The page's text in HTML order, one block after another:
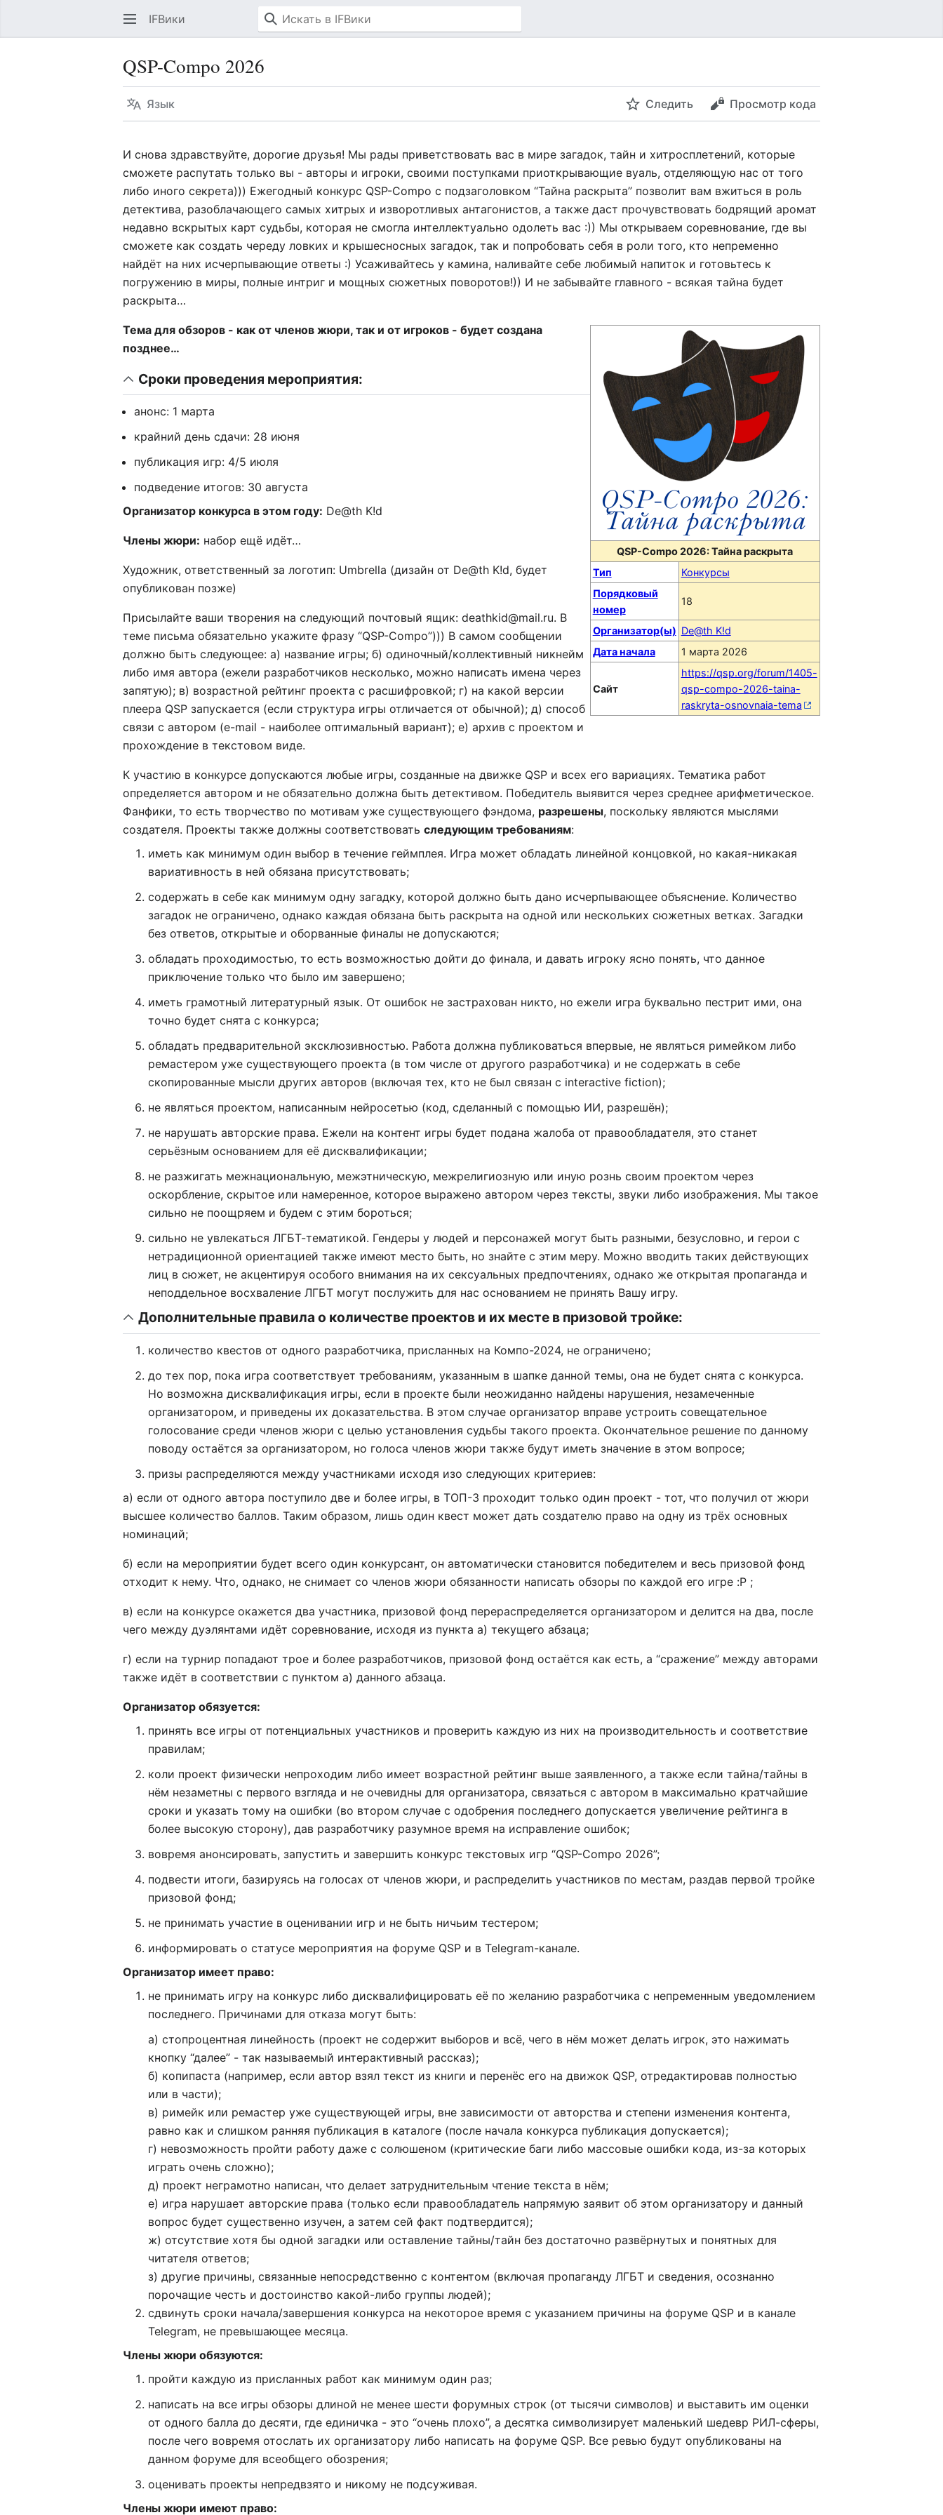
IFВики
QSP-Compo 2026
Язык Следить Просмотр кода
И снова здравствуйте, дорогие друзья! Мы рады приветствовать вас в мире загадок, тайн и хитросплетений, которые
сможете распутать только вы - авторы и игроки, своими поступками приоткрывающие вуаль, отделяющую нас от того
либо иного секрета))) Ежегодный конкурс QSP-Compo с подзаголовком “Тайна раскрыта” позволит вам вжиться в роль
детектива, разоблачающего самых хитрых и изворотливых антагонистов, а также даст прочувствовать бодрящий аромат
недавно вскрытых карт судьбы, которая не смогла интеллектуально одолеть вас :)) Мы открываем соревнование, где вы
сможете как создать череду ловких и крышесносных загадок, так и попробовать себя в роли того, кто непременно
найдёт на них исчерпывающие ответы :) Усаживайтесь у камина, наливайте себе любимый напиток и готовьтесь к
погружению в миры, полные интриг и мощных сюжетных поворотов!)) И не забывайте главного - всякая тайна будет
раскрыта…
QSP-Compo 2026: Тайна раскрыта
Тип
Конкурсы
Порядковый
номер
18
Организатор(ы) De@th K!d
Дата начала
1 марта 2026
Сайт
https://qsp.org/forum/1405-
qsp-compo-2026-taina-
raskryta-osnovnaia-tema
Тема для обзоров - как от членов жюри, так и от игроков - будет создана
позднее…
Сроки проведения мероприятия:
анонс: 1 марта
крайний день сдачи: 28 июня
публикация игр: 4/5 июля
подведение итогов: 30 августа
Организатор конкурса в этом году: De@th K!d
Члены жюри: набор ещё идёт…
Художник, ответственный за логотип: Umbrella (дизайн от De@th K!d, будет
опубликован позже)
Присылайте ваши творения на следующий почтовый ящик: deathkid@mail.ru. В
теме письма обязательно укажите фразу “QSP-Compo”))) В самом сообщении
должно быть следующее: а) название игры; б) одиночный/коллективный никнейм
либо имя автора (ежели разработчиков несколько, можно написать имена через
запятую); в) возрастной рейтинг проекта с расшифровкой; г) на какой версии
плеера QSP запускается (если структура игры отличается от обычной); д) способ
связи с автором (e-mail - наиболее оптимальный вариант); е) архив с проектом и
прохождение в текстовом виде.
К участию в конкурсе допускаются любые игры, созданные на движке QSP и всех его вариациях. Тематика работ
определяется автором и не обязательно должна быть детективом. Победитель выявится через среднее арифметическое.
Фанфики, то есть творчество по мотивам уже существующего фэндома, разрешены, поскольку являются мыслями
создателя. Проекты также должны соответствоватьследующим требованиям:
иметь как минимум один выбор в течение геймплея. Игра может обладать линейной концовкой, но какая-никакая
вариативность в ней обязана присутствовать;
содержать в себе как минимум одну загадку, которой должно быть дано исчерпывающее объяснение. Количество
загадок не ограничено, однако каждая обязана быть раскрыта на одной или нескольких сюжетных ветках. Загадки
без ответов, открытые и оборванные финалы не допускаются;
обладать проходимостью, то есть возможностью дойти до финала, и давать игроку ясно понять, что данное
приключение только что было им завершено;
иметь грамотный литературный язык. От ошибок не застрахован никто, но ежели игра буквально пестрит ими, она
точно будет снята с конкурса;
обладать предварительной эксклюзивностью. Работа должна публиковаться впервые, не являться римейком либо
ремастером уже существующего проекта (в том числе от другого разработчика) и не содержать в себе
скопированные мысли других авторов (включая тех, кто не был связан с interactive fiction);
не являться проектом, написанным нейросетью (код, сделанный с помощью ИИ, разрешён);
не нарушать авторские права. Ежели на контент игры будет подана жалоба от правообладателя, это станет
серьёзным основанием для её дисквалификации;
не разжигать межнациональную, межэтническую, межрелигиозную или иную рознь своим проектом через
оскорбление, скрытое или намеренное, которое выражено автором через тексты, звуки либо изображения. Мы такое
сильно не поощряем и будем с этим бороться;
сильно не увлекаться ЛГБТ-тематикой. Гендеры у людей и персонажей могут быть разными, безусловно, и герои с
нетрадиционной ориентацией также имеют место быть, но знайте с этим меру. Можно вводить таких действующих
лиц в сюжет, не акцентируя особого внимания на их сексуальных предпочтениях, однако же открытая пропаганда и
неподдельное восхваление ЛГБТ могут послужить для нас основанием не принять Вашу игру.
Дополнительные правила о количестве проектов и их месте в призовой тройке:
количество квестов от одного разработчика, присланных на Компо-2024, не ограничено;
до тех пор, пока игра соответствует требованиям, указанным в шапке данной темы, она не будет снята с конкурса.
Но возможна дисквалификация игры, если в проекте были неожиданно найдены нарушения, незамеченные
организатором, и приведены их доказательства. В этом случае организатор вправе устроить совещательное
голосование среди членов жюри с целью установления судьбы такого проекта. Окончательное решение по данному
поводу остаётся за организатором, но голоса членов жюри также будут иметь значение в этом вопросе;
призы распределяются между участниками исходя изо следующих критериев:
а) если от одного автора поступило две и более игры, в ТОП-3 проходит только один проект - тот, что получил от жюри
высшее количество баллов. Таким образом, лишь один квест может дать создателю право на одну из трёх основных
номинаций;
б) если на мероприятии будет всего один конкурсант, он автоматически становится победителем и весь призовой фонд
отходит к нему. Что, однако, не снимает со членов жюри обязанности написать обзоры по каждой его игре :P ;
в) если на конкурсе окажется два участника, призовой фонд перераспределяется организатором и делится на два, после
чего между дуэлянтами идёт соревнование, исходя из пункта а) текущего абзаца;
г) если на турнир попадают трое и более разработчиков, призовой фонд остаётся как есть, а “сражение” между авторами
также идёт в соответствии с пунктом а) данного абзаца.
Организатор обязуется:
принять все игры от потенциальных участников и проверить каждую из них на производительность и соответствие
правилам;
коли проект физически непроходим либо имеет возрастной рейтинг выше заявленного, а также если тайна/тайны в
нём незаметны с первого взгляда и не очевидны для организатора, связаться с автором в максимально кратчайшие
сроки и указать тому на ошибки (во втором случае с одобрения последнего допускается увеличение рейтинга в
более высокую сторону), дав разработчику разумное время на исправление ошибок;
вовремя анонсировать, запустить и завершить конкурс текстовых игр “QSP-Compo 2026”;
подвести итоги, базируясь на голосах от членов жюри, и распределить участников по местам, раздав первой тройке
призовой фонд;
не принимать участие в оценивании игр и не быть ничьим тестером;
информировать о статусе мероприятия на форуме QSP и в Telegram-канале.
Организатор имеет право:
не принимать игру на конкурс либо дисквалифицировать её по желанию разработчика с непременным уведомлением
последнего. Причинами для отказа могут быть:
а) стопроцентная линейность (проект не содержит выборов и всё, чего в нём может делать игрок, это нажимать
кнопку “далее” - так называемый интерактивный рассказ);
б) копипаста (например, если автор взял текст из книги и перенёс его на движок QSP, отредактировав полностью
или в части);
в) римейк или ремастер уже существующей игры, вне зависимости от авторства и степени изменения контента,
равно как и слишком ранняя публикация в каталоге (после начала конкурса публикация допускается);
г) невозможность пройти работу даже с солюшеном (критические баги либо массовые ошибки кода, из-за которых
играть очень сложно);
д) проект неграмотно написан, что делает затруднительным чтение текста в нём;
е) игра нарушает авторские права (только если правообладатель напрямую заявит об этом организатору и данный
вопрос будет существенно изучен, а затем сей факт подтвердится);
ж) отсутствие хотя бы одной загадки или оставление тайны/тайн без достаточно развёрнутых и понятных для
читателя ответов;
з) другие причины, связанные непосредственно с контентом (включая пропаганду ЛГБТ и сведения, осознанно
порочащие честь и достоинство какой-либо группы людей);
сдвинуть сроки начала/завершения конкурса на некоторое время с указанием причины на форуме QSP и в канале
Telegram, не превышающее месяца.
Члены жюри обязуются:
пройти каждую из присланных работ как минимум один раз;
написать на все игры обзоры длиной не менее шести форумных строк (от тысячи символов) и выставить им оценки
от одного балла до десяти, где единичка - это “очень плохо”, а десятка символизирует маленький шедевр РИЛ-сферы,
после чего вовремя отослать их организатору либо написать на форуме QSP. Все ревью будут опубликованы на
данном форуме для всеобщего обозрения;
оценивать проекты непредвзято и никому не подсуживая.
Члены жюри имеют право: